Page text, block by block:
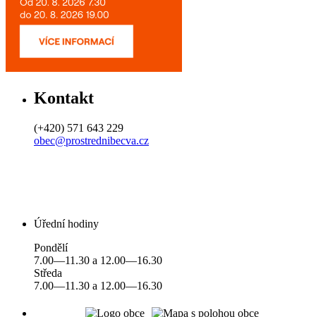
Kontakt
(+420) 571 643 229
obec@prostrednibecva.cz
Úřední hodiny
Pondělí
7.00—11.30 a 12.00—16.30
Středa
7.00—11.30 a 12.00—16.30